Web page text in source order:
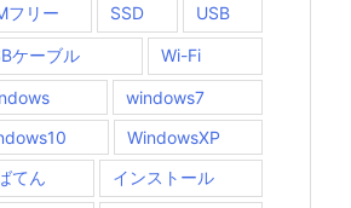
フリー SSD USB
ケーブル Wi-Fi
windows7
WindowsXP
てん
インストール